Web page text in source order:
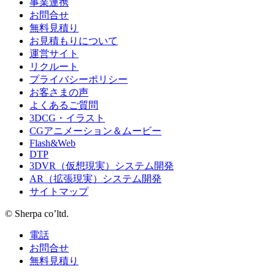
事業連携
お問合せ
無料見積り
お見積もりについて
運営サイト
リクルート
プライバシーポリシー
お客さまの声
よくあるご質問
3DCG・イラスト
CGアニメーション＆ムービー
Flash&Web
DTP
3DVR（仮想現実）システム開発
AR（拡張現実）システム開発
サイトマップ
© Sherpa co’ltd.
電話
お問合せ
無料見積り